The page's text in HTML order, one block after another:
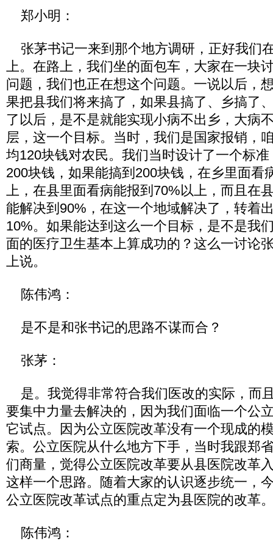
郑小明：
张茅书记一来到那个地方调研，正好我们
上。在路上，我们坐的面包车，大家在一块
问题，我们也正在想这个问题。一说以后，
果把县我们将来搞了，如果县搞了、乡搞了
了以后，是不是就能实现小病不出乡，大病
层，这一个目标。当时，我们是国家报销，
均120块钱对农民。我们当时设计了一个标
200块钱，如果能搞到200块钱，在乡里面看
上，在县里面看病能报到70%以上，而且在
能解决到90%，在这一个地域解决了，转着
10%。如果能达到这么一个目标，是不是我
面的医疗卫生基本上算成功的？这么一讨论
上说。
陈伟鸿：
是不是和张书记的思路不谋而合？
张茅：
是。我觉得非常符合我们医改的实际，而
要集中力量去解决的，因为我们面临一个公
它试点。因为公立医院改革没有一个现成的
索。公立医院从什么地方下手，当时我跟郑
们商量，觉得公立医院改革要从县医院改革
这样一个思路。随着大家的认识逐步统一，
公立医院改革试点的重点定为县医院的改革
陈伟鸿：